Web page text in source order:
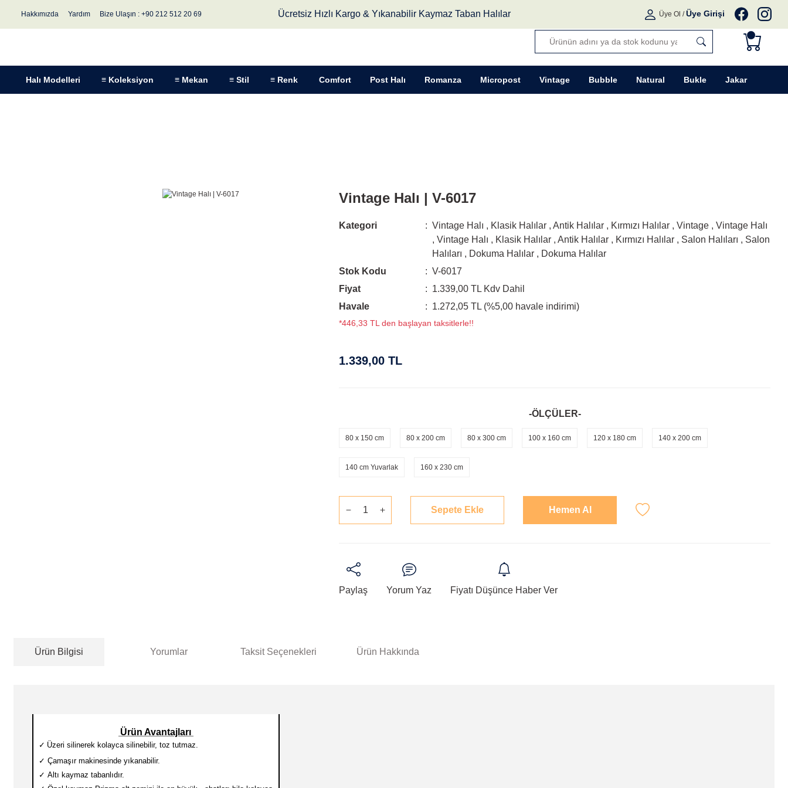
Hakkımızda Yardım Bize Ulaşın : +90 212 512 20 69 Ücretsiz Hızlı Kargo & Yıkanabilir Kaymaz Taban Halılar Üye Ol / Üye Girişi
Halı Modelleri ≡ Koleksiyon ≡ Mekan ≡ Stil ≡ Renk Comfort Post Halı Romanza Micropost Vintage Bubble Natural Bukle Jakar
Vintage Halı | V-6017
Kategori Vintage Halı , Klasik Halılar ,Antik Halılar , Kırmızı Halılar ,Vintage ,Vintage Halı
,Vintage Halı , Klasik Halılar ,Antik Halılar , Kırmızı Halılar , Salon Halıları , Salon
Halıları , Dokuma Halılar , Dokuma Halılar
Stok Kodu
V-6017
Fiyat
1.339,00 TL Kdv Dahil
Havale
1.272,05 TL (%5,00 havale indirimi)
*446,33 TL den başlayan taksitlerle!!
1.339,00 TL
-ÖLÇÜLER-
80 x 150 cm 80 x 200 cm 80 x 300 cm 100 x 160 cm 120 x 180 cm 140 x 200 cm
140 cm Yuvarlak 160 x 230 cm
Sepete Ekle Hemen Al
Paylaş Yorum Yaz Fiyatı Düşünce Haber Ver
Ürün Bilgisi Yorumlar Taksit Seçenekleri Ürün Hakkında
Ürün Avantajları
✓ Üzeri silinerek kolayca silinebilir, toz tutmaz.
✓ Çamaşır makinesinde yıkanabilir.
✓ Altı kaymaz tabanlıdır.